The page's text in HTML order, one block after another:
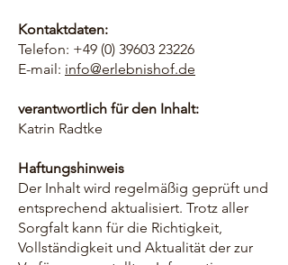
Kontaktdaten:
Telefon: +49 (0) 39603 23226
E-mail: info@erlebnishof.de
verantwortlich für den Inhalt:
Katrin Radtke
Haftungshinweis
Der Inhalt wird regelmäßig geprüft und
entsprechend aktualisiert. Trotz aller
Sorgfalt kann für die Richtigkeit,
Vollständigkeit und Aktualität der zur